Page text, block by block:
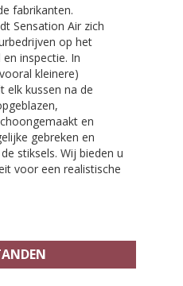
fabrikanten.
Sensation Air zich
op het
inspectie. In
kleinere)
elk kussen na de
en
gebreken en
stiksels. Wij bieden u
voor een realistische